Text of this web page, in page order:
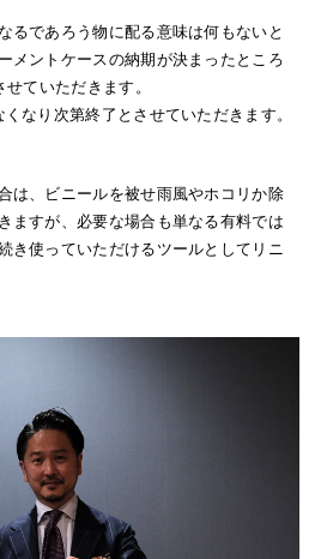
るであろう物に配る意味は何もないと
メントケースの納期が決まったところ
ていただきます。
なり次第終了とさせていただきます。
は、ビニールを被せ雨風やホコリか除
ますが、必要な場合も単なる有料では
き使っていただけるツールとしてリニ